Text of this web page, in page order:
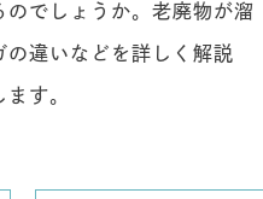
でしょうか。老廃物が溜
違いなどを詳しく解説
す。